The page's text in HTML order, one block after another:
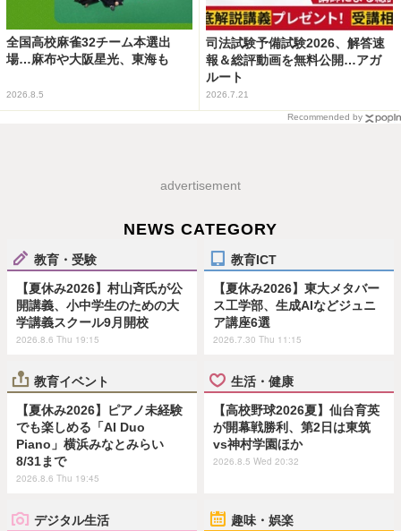
全国高校麻雀32チーム本選出
場…麻布や大阪星光、東海も
2026.8.5
司法試験予備試験2026、解答速
報＆総評動画を無料公開…アガ
ルート
2026.7.21
Recommended by
advertisement
NEWS CATEGORY
教育・受験
【夏休み2026】村山斉氏が公
開講義、小中学生のための大
学講義スクール9月開校
2026.8.6 Thu 19:15
教育ICT
【夏休み2026】東大メタバー
ス工学部、生成AIなどジュニ
ア講座6選
2026.7.30 Thu 11:15
教育イベント
【夏休み2026】ピアノ未経験
でも楽しめる「AI Duo
Piano」横浜みなとみらい
8/31まで
2026.8.6 Thu 19:45
生活・健康
【高校野球2026夏】仙台育英
が開幕戦勝利、第2日は東筑
vs神村学園ほか
2026.8.5 Wed 20:32
デジタル生活 趣味・娯楽